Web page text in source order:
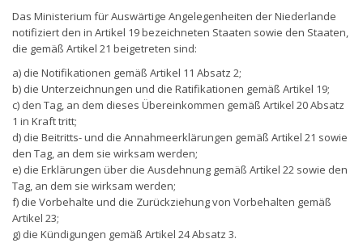
Das Ministerium für Auswärtige Angelegenheiten der Niederlande
notifiziert den in Artikel 19 bezeichneten Staaten sowie den Staaten,
die gemäß Artikel 21 beigetreten sind:
a) die Notifikationen gemäß Artikel 11 Absatz 2;
b) die Unterzeichnungen und die Ratifikationen gemäß Artikel 19;
c) den Tag, an dem dieses Übereinkommen gemäß Artikel 20 Absatz
1 in Kraft tritt;
d) die Beitritts- und die Annahmeerklärungen gemäß Artikel 21 sowie
den Tag, an dem sie wirksam werden;
e) die Erklärungen über die Ausdehnung gemäß Artikel 22 sowie den
Tag, an dem sie wirksam werden;
f) die Vorbehalte und die Zurückziehung von Vorbehalten gemäß
Artikel 23;
g) die Kündigungen gemäß Artikel 24 Absatz 3.